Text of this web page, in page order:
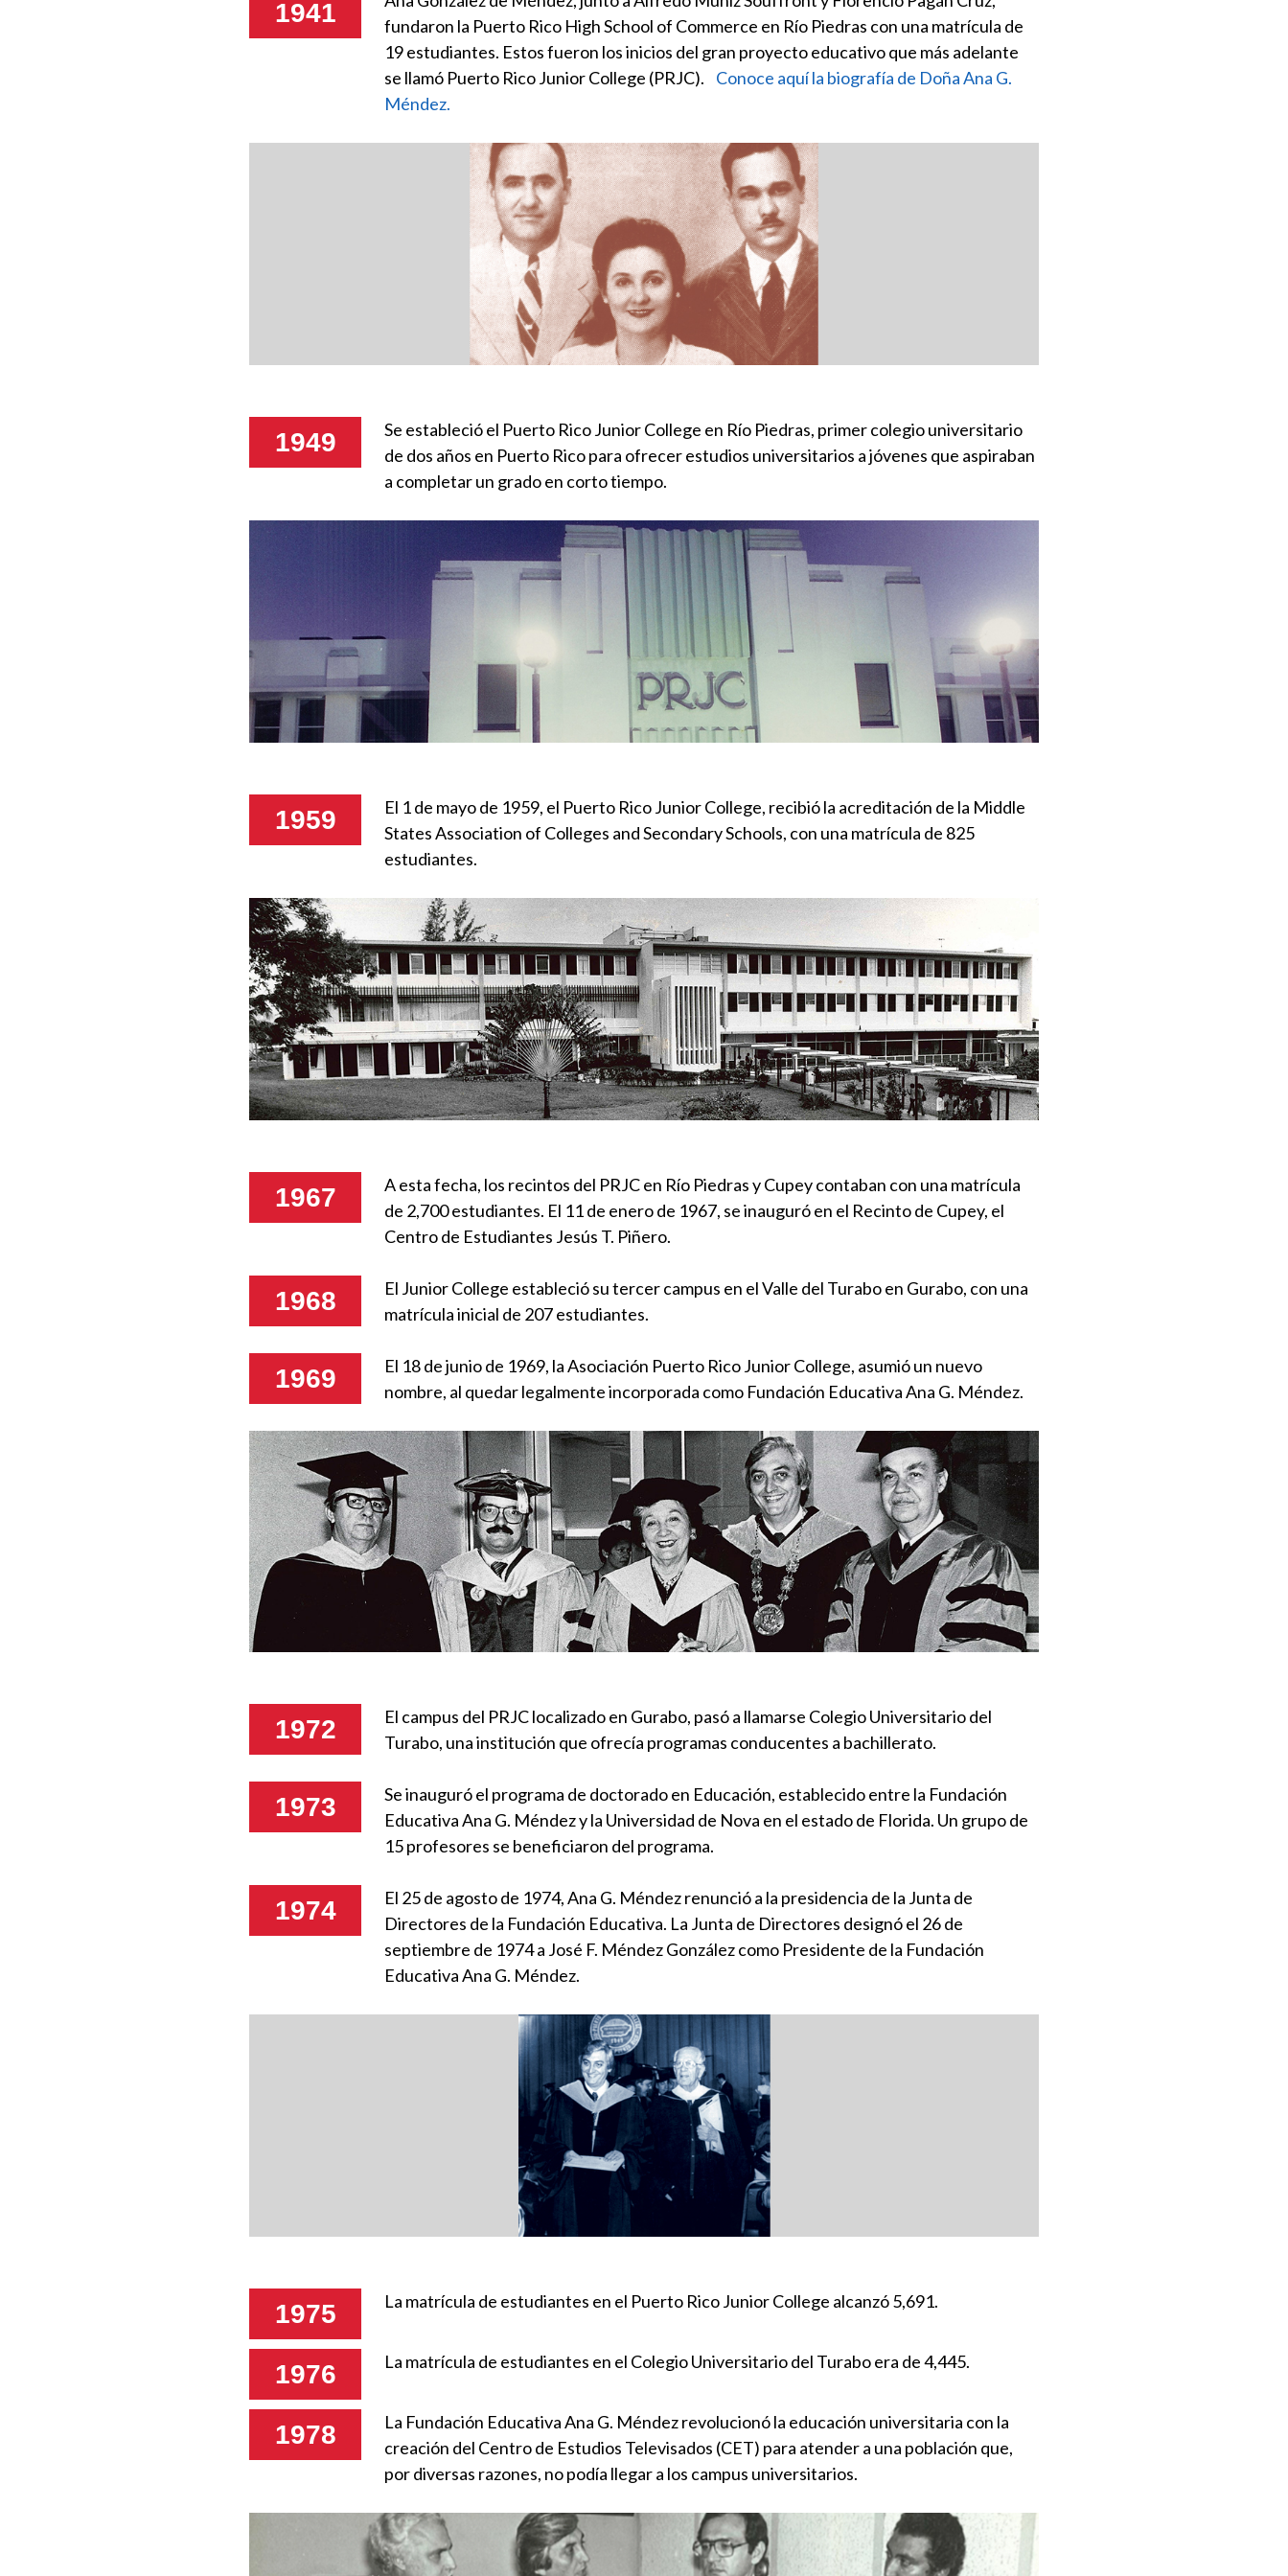
1941
fundaron la Puerto Rico High School of Commerce en Río Piedras con una matrícula de
19 estudiantes. Estos fueron los inicios del gran proyecto educativo que más adelante
se llamó Puerto Rico Junior College (PRJC). Conoce aquí la biografía de Doña Ana G.
Méndez.
1949
Se estableció el Puerto Rico Junior College en Río Piedras, primer colegio universitario
de dos años en Puerto Rico para ofrecer estudios universitarios a jóvenes que aspiraban
a completar un grado en corto tiempo.
1959
El 1 de mayo de 1959, el Puerto Rico Junior College, recibió la acreditación de la Middle
States Association of Colleges and Secondary Schools, con una matrícula de 825
estudiantes.
1967
A esta fecha, los recintos del PRJC en Río Piedras y Cupey contaban con una matrícula
de 2,700 estudiantes. El 11 de enero de 1967, se inauguró en el Recinto de Cupey, el
Centro de Estudiantes Jesús T. Piñero.
1968
El Junior College estableció su tercer campus en el Valle del Turabo en Gurabo, con una
matrícula inicial de 207 estudiantes.
1969
El 18 de junio de 1969, la Asociación Puerto Rico Junior College, asumió un nuevo
nombre, al quedar legalmente incorporada como Fundación Educativa Ana G. Méndez.
1972
El campus del PRJC localizado en Gurabo, pasó a llamarse Colegio Universitario del
Turabo, una institución que ofrecía programas conducentes a bachillerato.
1973
Se inauguró el programa de doctorado en Educación, establecido entre la Fundación
Educativa Ana G. Méndez y la Universidad de Nova en el estado de Florida. Un grupo de
15 profesores se beneficiaron del programa.
1974
El 25 de agosto de 1974, Ana G. Méndez renunció a la presidencia de la Junta de
Directores de la Fundación Educativa. La Junta de Directores designó el 26 de
septiembre de 1974 a José F. Méndez González como Presidente de la Fundación
Educativa Ana G. Méndez.
1975 La matrícula de estudiantes en el Puerto Rico Junior College alcanzó 5,691.
1976 La matrícula de estudiantes en el Colegio Universitario del Turabo era de 4,445.
1978
La Fundación Educativa Ana G. Méndez revolucionó la educación universitaria con la
creación del Centro de Estudios Televisados (CET) para atender a una población que,
por diversas razones, no podía llegar a los campus universitarios.